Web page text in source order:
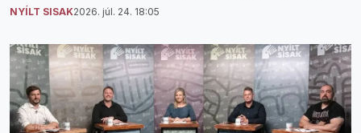
NYÍLT SISAK2026. júl. 24. 18:05